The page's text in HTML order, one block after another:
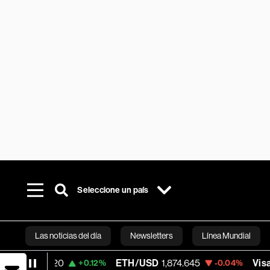
Seleccione un país
Las noticias del día Newsletters Línea Mundial
Bloomberg
ETH/USD 1,874.645 -0.04% Visa 369.61